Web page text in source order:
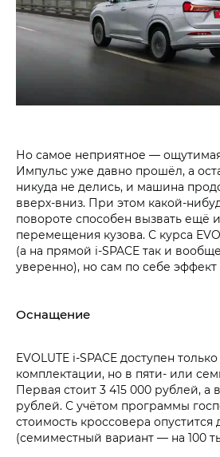
Но самое неприятное — ощутимая
Импульс уже давно прошёл, а
никуда не делись, и машина
вверх-вниз. При этом какой-
повороте способен вызвать ещё
перемещения кузова. С курса
(а на прямой i‑SPACE так и
уверенно), но сам по себе эффект
Оснащение
EVOLUTE i‑SPACE доступен
комплектации, но в пяти- или
Первая стоит 3 415 000 рублей, а
рублей. С учётом программы
стоимость кроссовера
(семиместный вариант — на 100